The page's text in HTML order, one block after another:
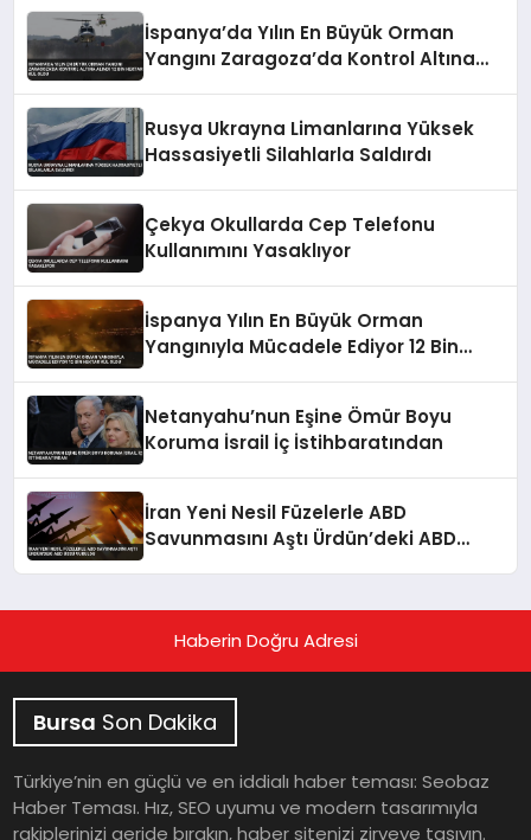
İspanya’da Yılın En Büyük Orman
Yangını Zaragoza’da Kontrol Altına
Rusya Ukrayna Limanlarına Yüksek
Hassasiyetli Silahlarla Saldırdı
Çekya Okullarda Cep Telefonu
Kullanımını Yasaklıyor
İspanya Yılın En Büyük Orman
Yangınıyla Mücadele Ediyor 12 Bin
Netanyahu’nun Eşine Ömür Boyu
Koruma İsrail İç İstihbaratından
İran Yeni Nesil Füzelerle ABD
Savunmasını Aştı Ürdün’deki ABD
Haberin Doğru Adresi
Bursa Son Dakika
Türkiye’nin en güçlü ve en iddialı haber teması: Seobaz
Haber Teması. Hız, SEO uyumu ve modern tasarımıyla
rakiplerinizi geride bırakın, haber sitenizi zirveye taşıyın.